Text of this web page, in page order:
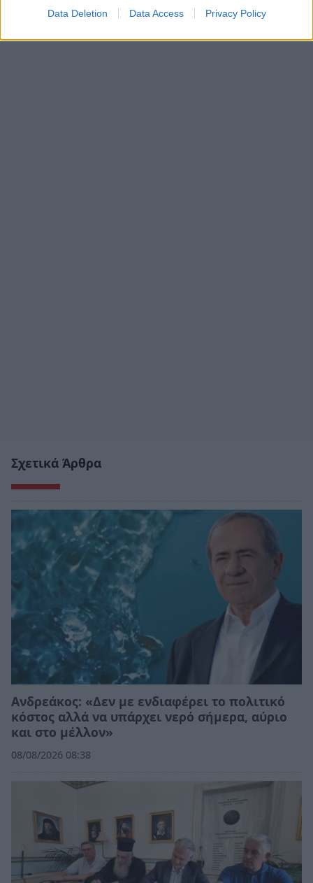
Data Deletion Data Access Privacy Policy
Σχετικά Άρθρα
Ανδρεάκος: «Δεν με ενδιαφέρει το πολιτικό
κόστος αλλά να υπάρχει νερό σήμερα, αύριο
και στο μέλλον»
08/08/2026 08:38